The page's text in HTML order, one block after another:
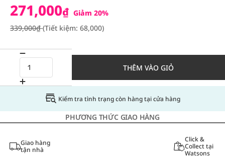
271,000₫ Giảm 20%
339,000₫(Tiết kiệm: 68,000)
THÊM VÀO GIỎ
Kiểm tra tình trạng còn hàng tại cửa hàng
PHƯƠNG THỨC GIAO HÀNG
Giao hàng
tận nhà
Click &
Collect tại
Watsons